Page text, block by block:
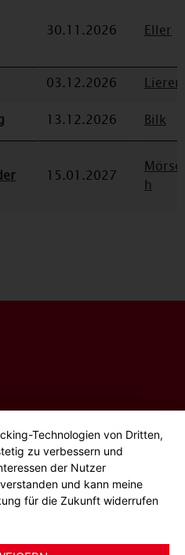
30.11.2026 Eller
03.12.2026
13.12.2026
Bilk
15.01.2027
h
Technologien von Dritten,
zu verbessern und
der Nutzer
und kann meine
für die Zukunft widerrufen